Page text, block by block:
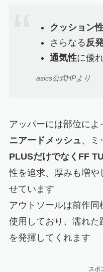
クッション
さらなる 反
通気性に優
asics公式HPより
アッパーには部位によ
ニアードメッシュ、ミ
PLUSだけでなくFF
性を追求、厚みも増や
せています
アウトソールは前作同
使用しており、濡れた
を発揮してくれます
スポ